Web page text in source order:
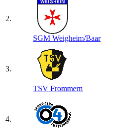
2.
SGM Weigheim/​Baar
3.
TSV Frommern
4.